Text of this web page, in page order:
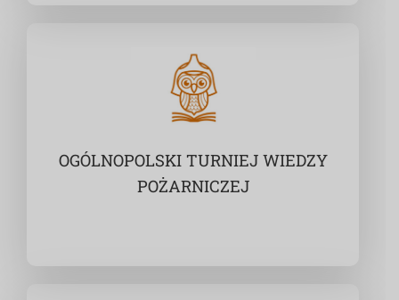
OGÓLNOPOLSKI TURNIEJ WIEDZY
POŻARNICZEJ